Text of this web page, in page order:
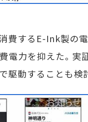
費するE-Ink製の
電力を抑えた。実
駆動することも検